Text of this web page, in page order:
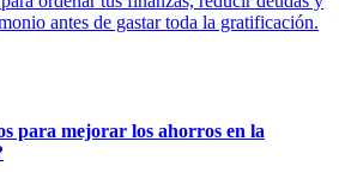
antes de gastar toda la gratificación.
para mejorar los ahorros en la